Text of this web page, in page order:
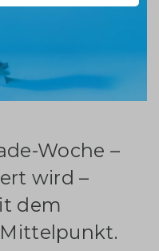
Woche –
wird –
dem